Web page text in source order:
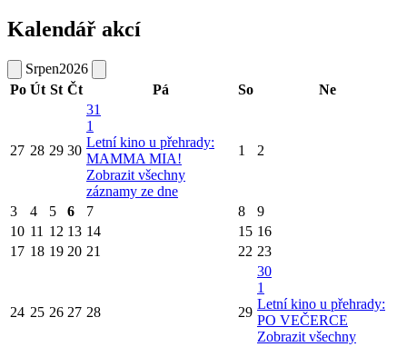
Kalendář akcí
Srpen2026
Po Út St Čt Pá So Ne
27 28 29 30
31
1
Letní kino u přehrady:
MAMMA MIA!
Zobrazit všechny
záznamy ze dne
1 2
3 4 5 6 7 8
9
10 11 12 13 14 15 16
17 18 19 20 21 22 23
24 25 26 27 28 29
30
1
Letní kino u přehrady:
PO VEČERCE
Zobrazit všechny